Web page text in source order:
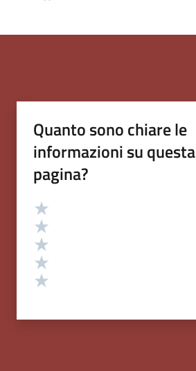
Quanto sono chiare le
informazioni su questa
pagina?
Valutazione